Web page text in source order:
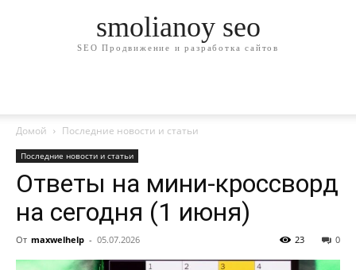
smolianoy seo
SEO Продвижение и разработка сайтов
Домой Последние новости и статьи
Последние новости и статьи
Ответы на мини-кроссворд
на сегодня (1 июня)
От maxwelhelp - 05.07.2026 0
23